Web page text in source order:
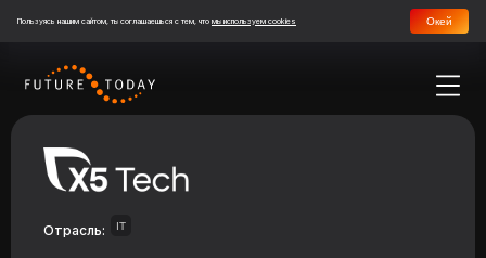
Пользуясь нашим сайтом, ты соглашаешься с тем, что мы используем cookies Окей
Отрасль: IT